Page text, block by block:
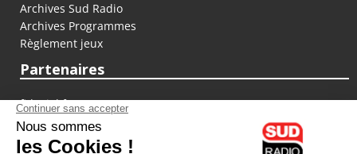
Archives Sud Radio
Archives Programmes
Règlement jeux
Partenaires
fiducial.fr
lyoncapitale.fr
olympique-et-lyonnais.com